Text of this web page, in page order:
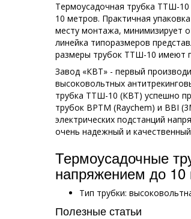
Термоусадочная трубка ТТШ-
10 метров. Практичная
месту монтажа, минимизирует
линейка типоразмеров
размеры трубок ТТШ-10 имеют
Завод «КВТ» - первый
высоковольтных
трубка ТТШ-10 (КВТ) успешно
трубок BPTM (Raychem) и BBI
электрических подстанций
очень надежный и
Термоусадочные
напряжением до 10
Тип трубки:
Полезные статьи